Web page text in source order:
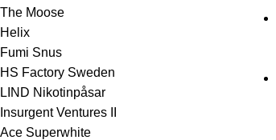
The Moose
Helix
Fumi Snus
HS Factory Sweden
LIND Nikotinpåsar
Insurgent Ventures II
Ace Superwhite